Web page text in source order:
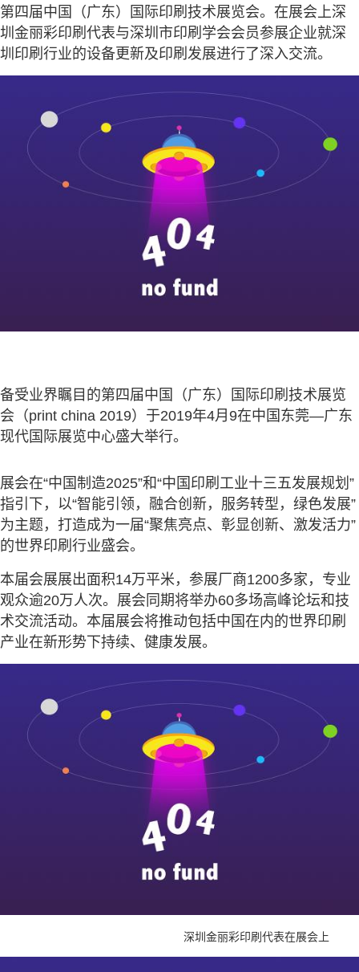
第四届中国（广东）国际印刷技术展览会。在展会上深
圳金丽彩印刷代表与深圳市印刷学会会员参展企业就深
圳印刷行业的设备更新及印刷发展进行了深入交流。
备受业界瞩目的第四届中国（广东）国际印刷技术展览
会（print china 2019）于2019年4月9在中国东莞—广东
现代国际展览中心盛大举行。
展会在“中国制造2025”和“中国印刷工业十三五发展规划”
指引下，以“智能引领，融合创新，服务转型，绿色发展”
为主题，打造成为一届“聚焦亮点、彰显创新、激发活力”
的世界印刷行业盛会。
本届会展展出面积14万平米，参展厂商1200多家，专业
观众逾20万人次。展会同期将举办60多场高峰论坛和技
术交流活动。本届展会将推动包括中国在内的世界印刷
产业在新形势下持续、健康发展。
深圳金丽彩印刷代表在展会上